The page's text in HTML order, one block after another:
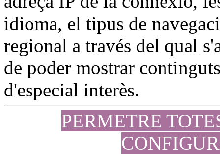
idioma, el tipus de
regional a través del qual
de poder mostrar
d'especial interès.
PERMETRE